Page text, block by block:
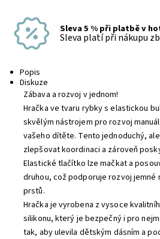
Sleva 5 % při platbě v
Sleva platí při nákupu
Popis
Diskuze
Zábava a rozvoj v jednom!
Hračka ve tvaru rybky s elastickou
skvělým nástrojem pro rozvoj
vašeho dítěte. Tento jednoduchý,
zlepšovat koordinaci a zároveň
Elastické tlačítko lze mačkat a
druhou, což podporuje rozvoj
prstů.
Hračka je vyrobena z vysoce
silikonu, který je bezpečný i pro
tak, aby ulevila dětským dásním a